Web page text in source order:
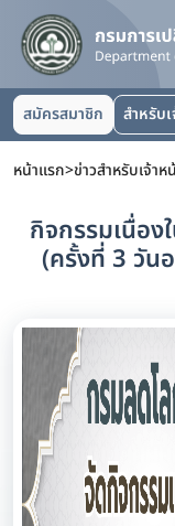
สมัครสมาชิก สำหรับ
หน้าแรก>ข่าวสำหรับเจ้าห
กิจกรรมเนื่อ
(ครั้งที่ 3 วัน